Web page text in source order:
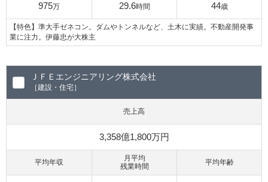
975万 29.6時間 44歳
【特色】準大手ゼネコン。ダムやトンネルなど、土木に実績。不動産開発事
業に注力。伊藤忠が大株主
ＪＦＥエンジニアリング株式会社
［建設・住宅］
売上高
3,358億1,800万円
平均年収
月平均
残業時間
平均年齢